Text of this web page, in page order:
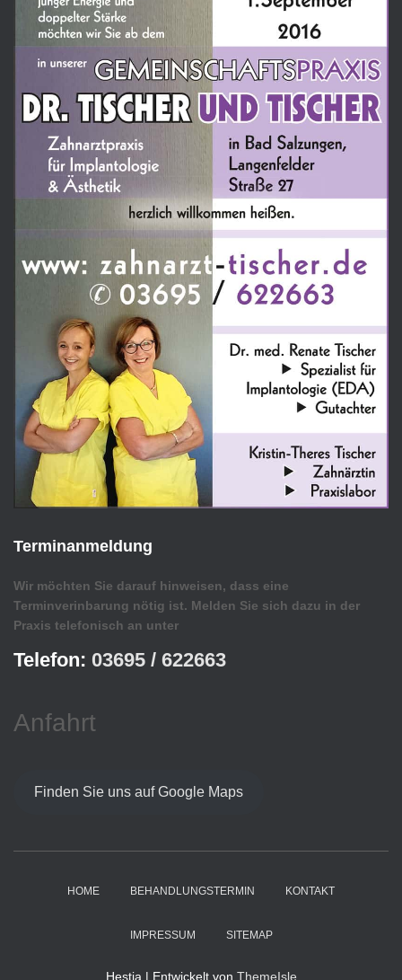
Terminanmeldung
Wir möchten Sie darauf hinweisen, dass eine
Terminverinbarung nötig ist. Melden Sie sich dazu in der
Praxis telefonisch an unter
Telefon: 03695 / 622663
Anfahrt
Finden Sie uns auf Google Maps
HOME BEHANDLUNGSTERMIN KONTAKT
IMPRESSUM SITEMAP
Hestia | Entwickelt von ThemeIsle